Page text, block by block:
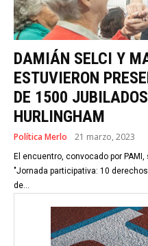
DAMIÁN SELCI Y
ESTUVIERON
DE 1500
HURLINGHAM
Política Merlo 21 marzo, 2023
El encuentro, convocado por
"Jornada participativa: 10
de...